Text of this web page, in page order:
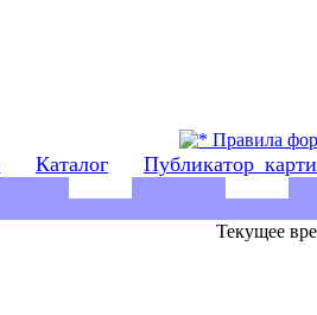
Правила
Каталог
Текущее